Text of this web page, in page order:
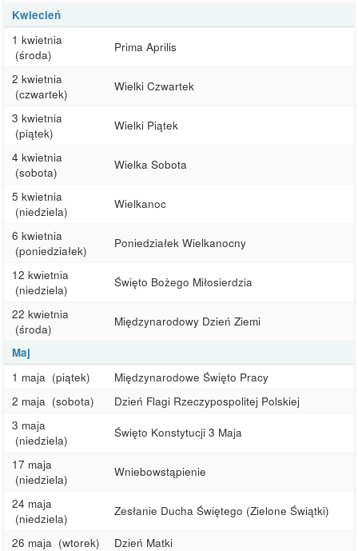
Kwiecień
1 kwietnia
(środa)
Prima Aprilis
2 kwietnia
(czwartek)
Wielki Czwartek
3 kwietnia
(piątek)
Wielki Piątek
4 kwietnia
(sobota)
Wielka Sobota
5 kwietnia
(niedziela)
Wielkanoc
6 kwietnia
(poniedziałek)
Poniedziałek Wielkanocny
12 kwietnia
(niedziela)
Święto Bożego Miłosierdzia
22 kwietnia
(środa)
Międzynarodowy Dzień Ziemi
Maj
1 maja (piątek)
Międzynarodowe Święto Pracy
2 maja (sobota)
Dzień Flagi Rzeczypospolitej Polskiej
3 maja
(niedziela)
Święto Konstytucji 3 Maja
17 maja
(niedziela)
Wniebowstąpienie
24 maja
(niedziela)
Zesłanie Ducha Świętego (Zielone Świątki)
26 maja (wtorek)
Dzień Matki